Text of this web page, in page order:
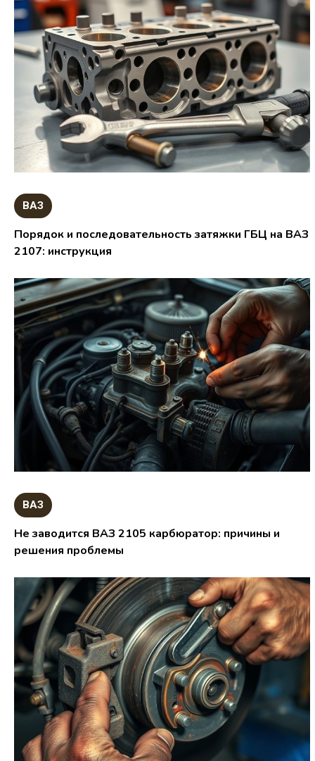
ВАЗ
Порядок и последовательность затяжки ГБЦ на ВАЗ
2107: инструкция
ВАЗ
Не заводится ВАЗ 2105 карбюратор: причины и
решения проблемы